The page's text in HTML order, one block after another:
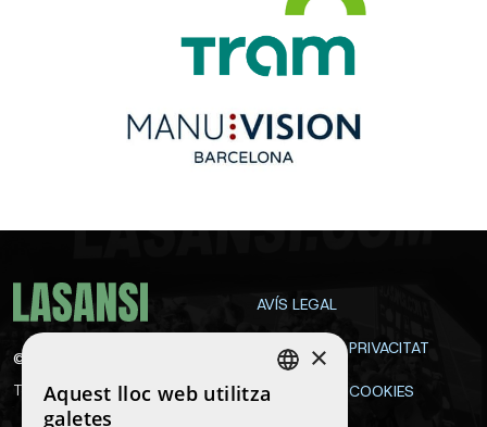
©
Tots els drets reservats
AVÍS LEGAL
POLÍTICA DE PRIVACITAT
POLÍTICA DE COOKIES
×
Aquest lloc web utilitza
galetes